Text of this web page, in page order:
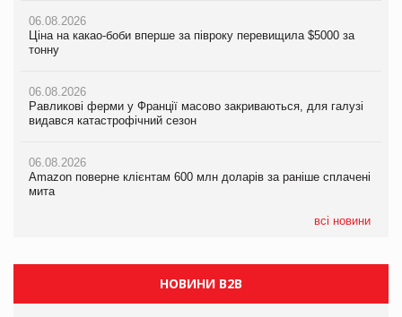
06.08.2026
Ціна на какао-боби вперше за півроку перевищила $5000 за
тонну
06.08.2026
Равликові ферми у Франції масово закриваються, для галузі
видався катастрофічний сезон
06.08.2026
Amazon поверне клієнтам 600 млн доларів за раніше сплачені
мита
всі новини
06.08.2026
Ціна на какао-боби вперше за півроку перевищила $5000 за
тонну
06.08.2026
Равликові ферми у Франції масово закриваються, для галузі
видався катастрофічний сезон
06.08.2026
Amazon поверне клієнтам 600 млн доларів за раніше сплачені
мита
06.08.2026
Равликові ферми у Франції масово закриваються, для галузі
видався катастрофічний сезон
06.08.2026
Amazon поверне клієнтам 600 млн доларів за раніше сплачені
мита
05.08.2026
У Євросоюзі набули чинності нові правила щодо штучного
інтелекту
НОВИНИ B2B